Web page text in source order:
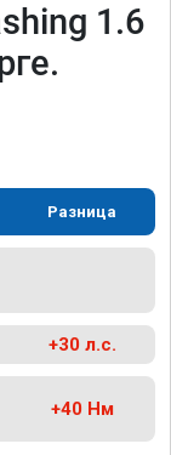
1.6
Разница
+30 л.с.
+40 Нм